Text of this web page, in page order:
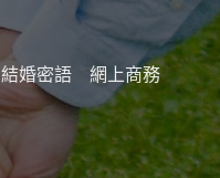
結婚密語
網上商務